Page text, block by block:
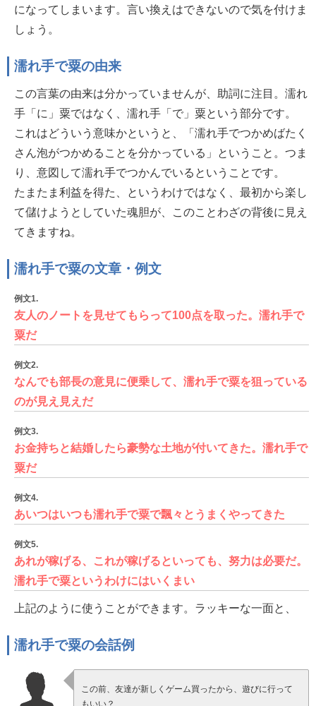
になってしまいます。言い換えはできないので気を付けま
しょう。
濡れ手で粟の由来
この言葉の由来は分かっていませんが、助詞に注目。濡れ
手「に」粟ではなく、濡れ手「で」粟という部分です。
これはどういう意味かというと、「濡れ手でつかめばたく
さん泡がつかめることを分かっている」ということ。つま
り、意図して濡れ手でつかんでいるということです。
たまたま利益を得た、というわけではなく、最初から楽し
て儲けようとしていた魂胆が、このことわざの背後に見え
てきますね。
濡れ手で粟の文章・例文
例文1.
友人のノートを見せてもらって100点を取った。濡れ手で
粟だ
例文2.
なんでも部長の意見に便乗して、濡れ手で粟を狙っている
のが見え見えだ
例文3.
お金持ちと結婚したら豪勢な土地が付いてきた。濡れ手で
粟だ
例文4.
あいつはいつも濡れ手で粟で飄々とうまくやってきた
例文5.
あれが稼げる、これが稼げるといっても、努力は必要だ。
濡れ手で粟というわけにはいくまい
上記のように使うことができます。ラッキーな一面と、
濡れ手で粟の会話例
この前、友達が新しくゲーム買ったから、遊びに行って
もいい？